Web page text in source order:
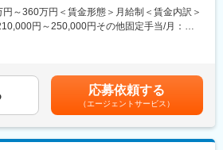
理化・効率化を進め残業しない風土作りに取
ライフバランスを意識して腰を据えて働くこ
プについて
県を中心に葬祭という形で半世紀以上地域に
送業務 など
利用可能です
いて：
にて業務を教わりながら学んで頂きます。過
者もおりますので、未経験でもご安心くださ
円～360万円＜賃金形態＞月給制＜賃金内訳＞
円～250,000円その他固定手当/月：
ます。■賞与あり（前年度実績：年1回
程度）■昇給あり通勤手当：10,000円賃金はあ
であり、選考を通じて上下する可能性があり
定手当を含めた表記です。
応募依頼する
（エージェントサービス）